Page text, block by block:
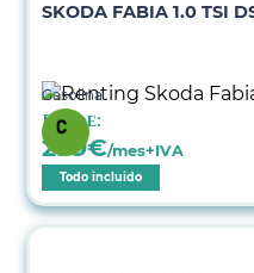
SKODA FABIA 1.0 TSI
Gasolina
Desde:
299€/mes+IVA
Todo incluido